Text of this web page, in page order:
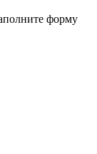
форму